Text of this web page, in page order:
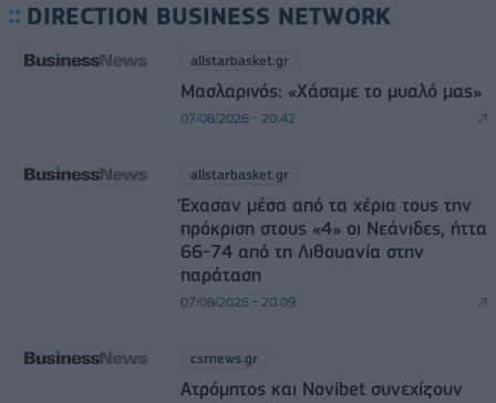
DIRECTION BUSINESS NETWORK
allstarbasket.gr
Μασλαρινός: «Χάσαμε το μυαλό μας»
07/08/2026 - 20:42
allstarbasket.gr
Έχασαν μέσα από τα χέρια τους την
πρόκριση στους «4» οι Νεάνιδες, ήττα
66-74 από τη Λιθουανία στην
παράταση
07/08/2026 - 20:09
csrnews.gr
Ατρόμητος και Novibet συνεχίζουν